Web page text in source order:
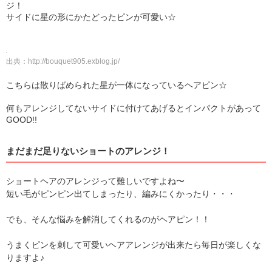
ジ！
サイドに星の形にかたどったピンが可愛い☆
出典： http://bouquet905.exblog.jp/
こちらは散りばめられた星が一体になっているヘアピン☆
何もアレンジしてないサイドに付けてあげるとインパクトがあって
GOOD!!
まだまだ足りないショートのアレンジ！
ショートヘアのアレンジって難しいですよね〜
短い毛がピンピン出てしまったり、編みにくかったり・・・
でも、そんな悩みを解消してくれるのがヘアピン！！
うまくピンを刺して可愛いヘアアレンジが出来たら毎日が楽しくな
りますよ♪